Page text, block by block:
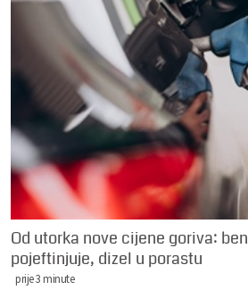
Od utorka nove cijene goriva:
pojeftinjuje, dizel u porastu
prije 3 minute